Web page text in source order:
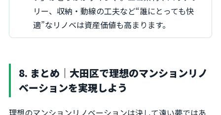
リー、収納・動線の工夫など“誰にとっても快
適”なリノベは資産価値も高まります。
8. まとめ｜大田区で理想のマンションリノ
ベーションを実現しよう
理想のマンションリノベーションは決して遠い夢ではあ